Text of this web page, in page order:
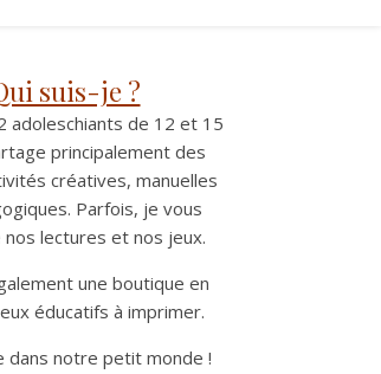
suis-je ?
adoleschiants de 12 et 15
principalement des
créatives, manuelles
Parfois, je vous
lectures et nos jeux.
une boutique en
éducatifs à imprimer.
dans notre petit monde !